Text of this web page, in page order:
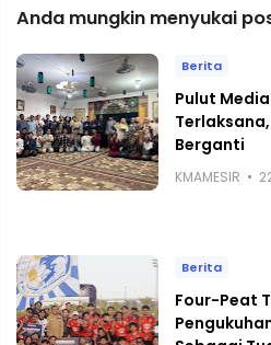
Anda mungkin menyukai
Berita
Pulut
Berganti
KMAMESIR
Berita
Four-Peat